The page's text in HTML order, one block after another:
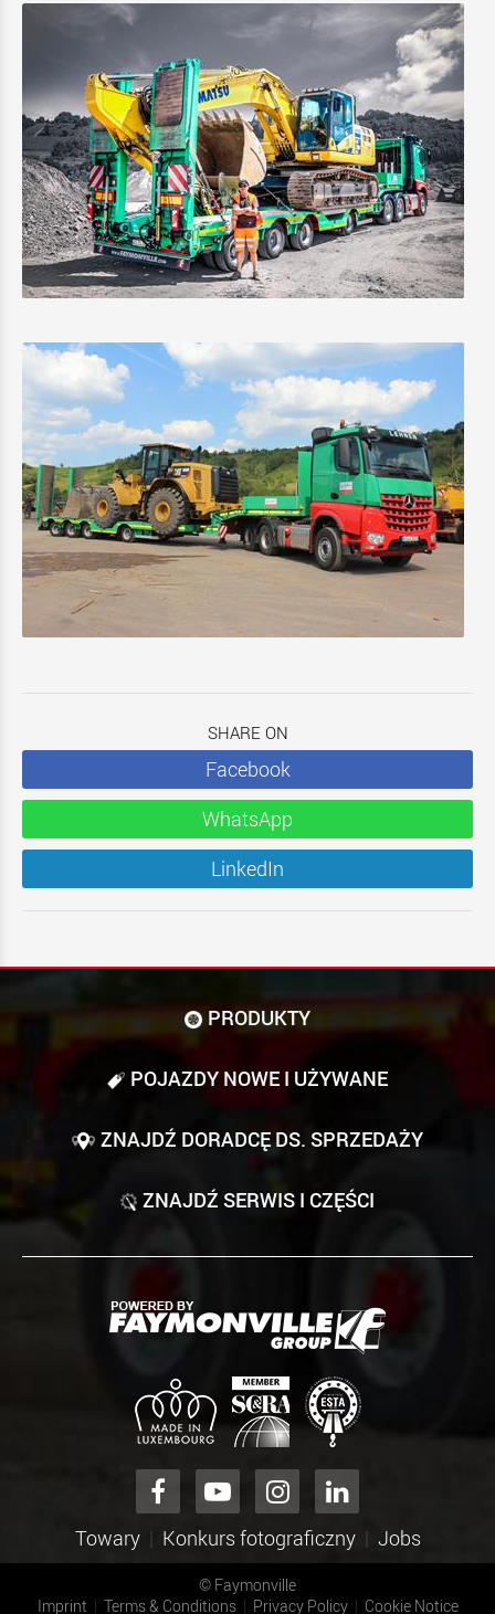
SHARE ON
Facebook
WhatsApp
LinkedIn
PRODUKTY
POJAZDY NOWE I UŻYWANE
ZNAJDŹ DORADCĘ DS. SPRZEDAŻY
ZNAJDŹ SERWIS I CZĘŚCI
Towary Konkurs fotograficzny Jobs
© Faymonville
Imprint
Terms & Conditions Privacy Policy Cookie Notice